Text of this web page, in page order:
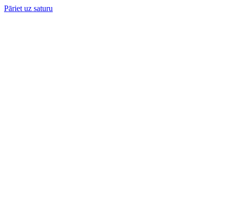
Pāriet uz saturu